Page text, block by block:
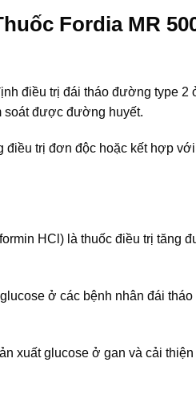
Fordia MR
điều trị đái tháo đường type
soát được đường huyết.
điều trị đơn độc hoặc kết hợp
HCl) là thuốc điều trị tăng
ở các bệnh nhân đái
xuất glucose ở gan và cải